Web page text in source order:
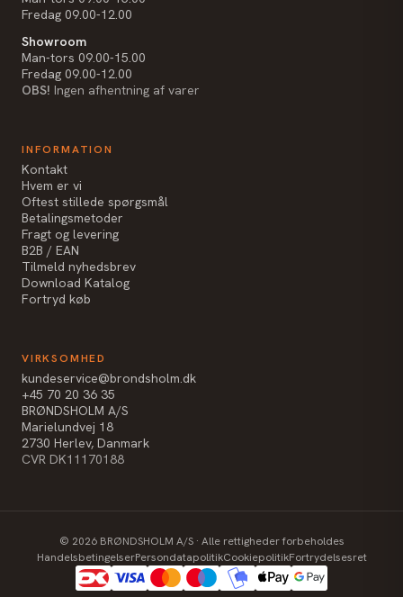
Fredag 09.00-12.00
Showroom
Man-tors 09.00-15.00
Fredag 09.00-12.00
OBS! Ingen afhentning af varer
INFORMATION
Kontakt
Hvem er vi
Oftest stillede spørgsmål
Betalingsmetoder
Fragt og levering
B2B / EAN
Tilmeld nyhedsbrev
Download Katalog
Fortryd køb
VIRKSOMHED
kundeservice@brondsholm.dk
+45 70 20 36 35
BRØNDSHOLM A/S
Marielundvej 18
2730 Herlev, Danmark
CVR DK11170188
© 2026BRØNDSHOLM A/S · Alle rettigheder forbeholdes
HandelsbetingelserPersondatapolitikCookiepolitikFortrydelsesret